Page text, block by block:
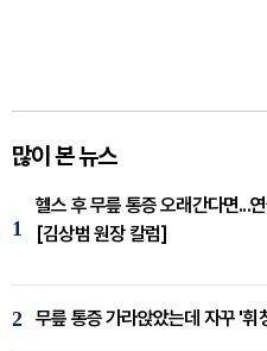
많이 본 뉴스
1
헬스 후 무릎 통증 오래간다면...
[김상범 원장 칼럼]
2